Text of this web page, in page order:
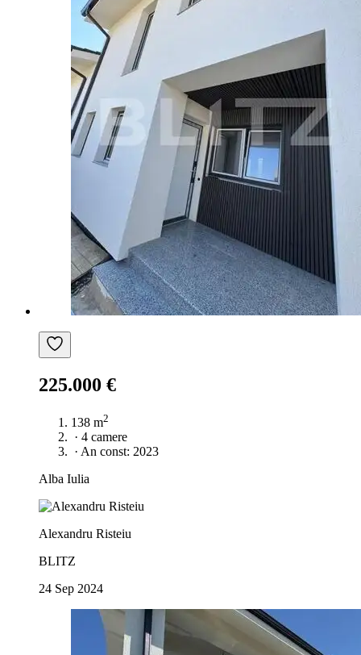
225.000 €
138 m2
· 4 camere
· An const: 2023
Alba Iulia
Alexandru Risteiu
BLITZ
24 Sep 2024